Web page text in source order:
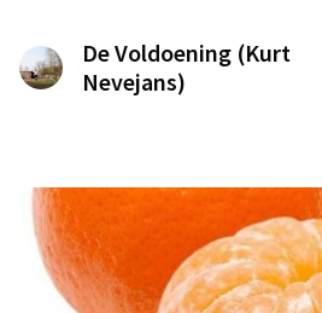
De Voldoening (Kurt
Nevejans)